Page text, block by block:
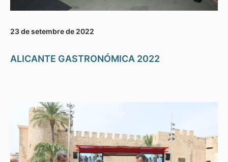
23 de setembre de 2022
ALICANTE GASTRONÓMICA 2022